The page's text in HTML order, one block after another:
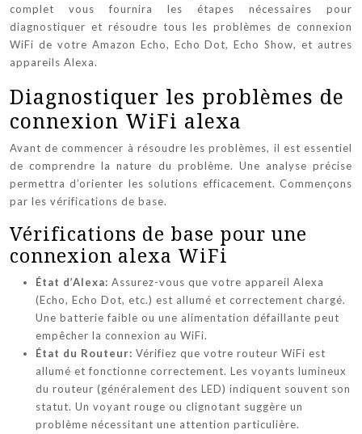
complet vous fournira les étapes nécessaires pour
diagnostiquer et résoudre tous les problèmes de connexion
WiFi de votre Amazon Echo, Echo Dot, Echo Show, et autres
appareils Alexa.
Diagnostiquer les problèmes de
connexion WiFi alexa
Avant de commencer à résoudre les problèmes, il est essentiel
de comprendre la nature du problème. Une analyse précise
permettra d’orienter les solutions efficacement. Commençons
par les vérifications de base.
Vérifications de base pour une
connexion alexa WiFi
État d’Alexa: Assurez-vous que votre appareil Alexa
(Echo, Echo Dot, etc.) est allumé et correctement chargé.
Une batterie faible ou une alimentation défaillante peut
empêcher la connexion au WiFi.
État du Routeur: Vérifiez que votre routeur WiFi est
allumé et fonctionne correctement. Les voyants lumineux
du routeur (généralement des LED) indiquent souvent son
statut. Un voyant rouge ou clignotant suggère un
problème nécessitant une attention particulière.